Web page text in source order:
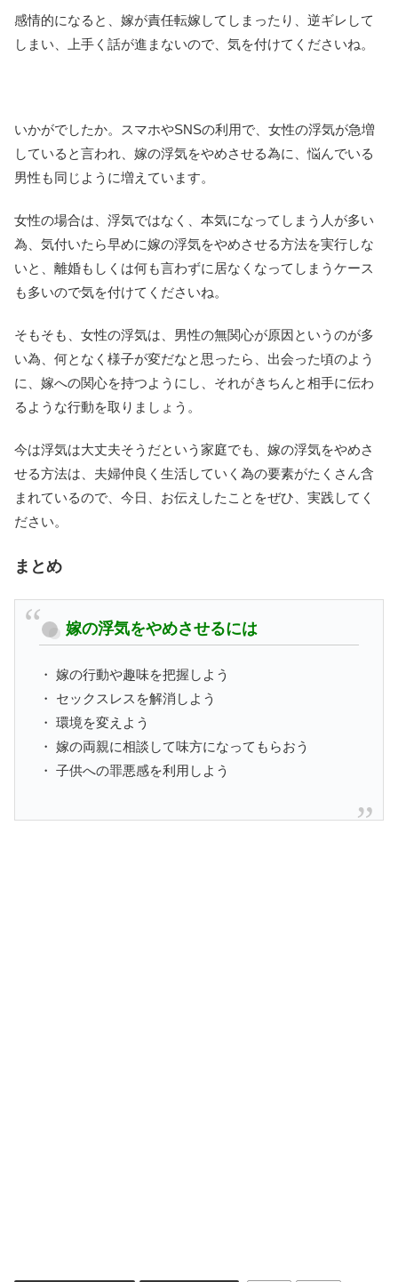
感情的になると、嫁が責任転嫁してしまったり、逆ギレして
しまい、上手く話が進まないので、気を付けてくださいね。
いかがでしたか。スマホやSNSの利用で、女性の浮気が急増
していると言われ、嫁の浮気をやめさせる為に、悩んでいる
男性も同じように増えています。
女性の場合は、浮気ではなく、本気になってしまう人が多い
為、気付いたら早めに嫁の浮気をやめさせる方法を実行しな
いと、離婚もしくは何も言わずに居なくなってしまうケース
も多いので気を付けてくださいね。
そもそも、女性の浮気は、男性の無関心が原因というのが多
い為、何となく様子が変だなと思ったら、出会った頃のよう
に、嫁への関心を持つようにし、それがきちんと相手に伝わ
るような行動を取りましょう。
今は浮気は大丈夫そうだという家庭でも、嫁の浮気をやめさ
せる方法は、夫婦仲良く生活していく為の要素がたくさん含
まれているので、今日、お伝えしたことをぜひ、実践してく
ださい。
まとめ
嫁の浮気をやめさせるには
・ 嫁の行動や趣味を把握しよう
・ セックスレスを解消しよう
・ 環境を変えよう
・ 嫁の両親に相談して味方になってもらおう
・ 子供への罪悪感を利用しよう